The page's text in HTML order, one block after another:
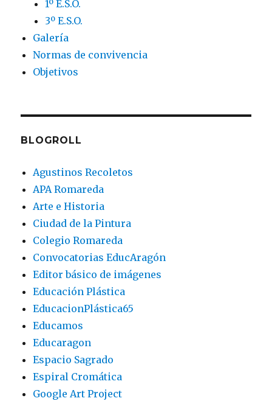
1º E.S.O.
3º E.S.O.
Galería
Normas de convivencia
Objetivos
BLOGROLL
Agustinos Recoletos
APA Romareda
Arte e Historia
Ciudad de la Pintura
Colegio Romareda
Convocatorias EducAragón
Editor básico de imágenes
Educación Plástica
EducacionPlástica65
Educamos
Educaragon
Espacio Sagrado
Espiral Cromática
Google Art Project